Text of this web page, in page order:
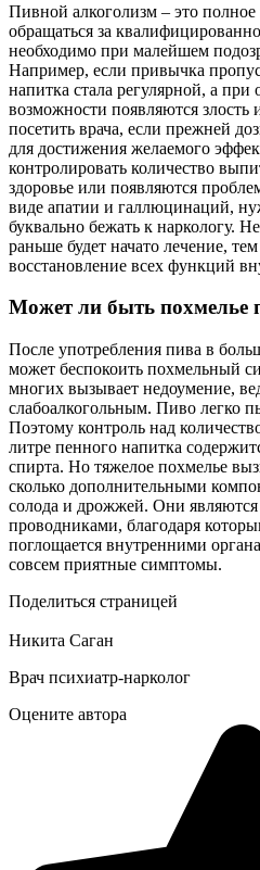
Пивной алкоголизм – это
обращаться за
необходимо при малейшем
Например, если привычка
напитка стала регулярной, а при
возможности появляются злость
посетить врача, если прежней
для достижения желаемого
контролировать количество
здоровье или появляются
виде апатии и галлюцинаций,
буквально бежать к наркологу.
раньше будет начато лечение,
восстановление всех функций
Может ли быть похмелье
После употребления пива в
может беспокоить похмельный
многих вызывает недоумение,
слабоалкогольным. Пиво легко
Поэтому контроль над
литре пенного напитка
спирта. Но тяжелое похмелье
сколько дополнительными
солода и дрожжей. Они
проводниками, благодаря
поглощается внутренними
совсем приятные симптомы.
Поделиться страницей
Никита Саган
Врач психиатр-нарколог
Оцените автора